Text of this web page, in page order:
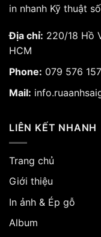
in nhanh Kỹ thuật
Địa chỉ: 220/18 Hồ
HCM
Phone: 079 576
Mail:
LIÊN KẾT NHANH
Trang chủ
Giới thiệu
In ảnh & Ép gỗ
Album